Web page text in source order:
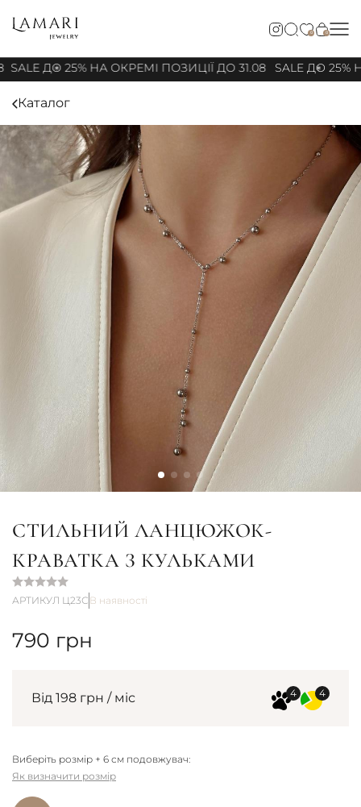
0 0
SALE ДО 25% НА ОКРЕМІ ПОЗИЦІЇ ДО 31.08 SALE ДО 25%
Каталог
СТИЛЬНИЙ ЛАНЦЮЖОК-
КРАВАТКА З КУЛЬКАМИ
АРТИКУЛ Ц23С В наявності
790 грн
Від 198 грн / міс
Виберіть розмір + 6 см подовжувач:
Як визначити розмір